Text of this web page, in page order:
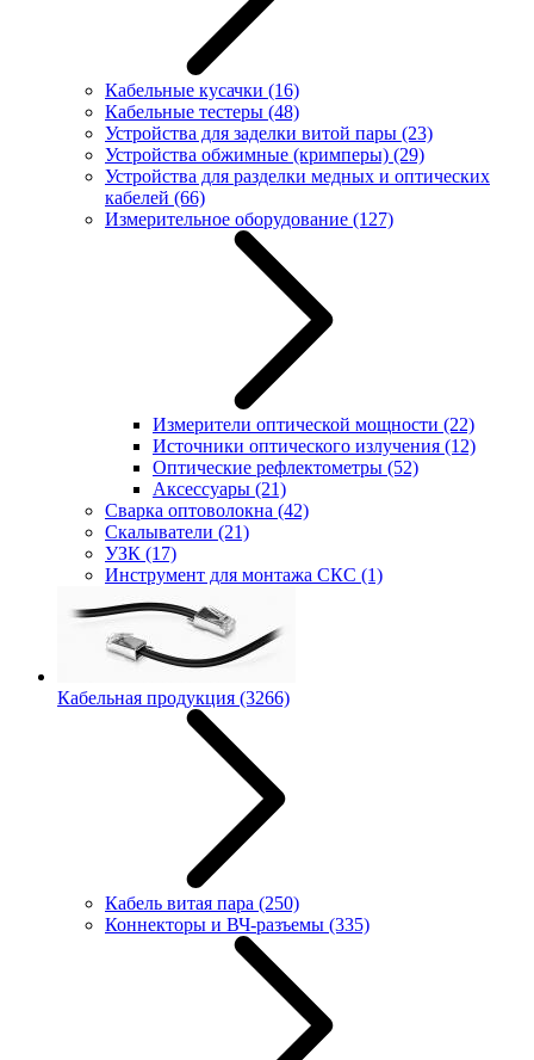
Кабельные кусачки (16)
Кабельные тестеры (48)
Устройства для заделки витой пары (23)
Устройства обжимные (кримперы) (29)
Устройства для разделки медных и оптических
кабелей (66)
Измерительное оборудование (127)
Измерители оптической мощности (22)
Источники оптического излучения (12)
Оптические рефлектометры (52)
Аксессуары (21)
Сварка оптоволокна (42)
Скалыватели (21)
УЗК (17)
Инструмент для монтажа СКС (1)
Кабельная продукция (3266)
Кабель витая пара (250)
Коннекторы и ВЧ-разъемы (335)